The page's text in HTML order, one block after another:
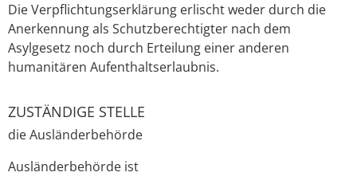
Die Verpflichtungserklärung erlischt weder durch die
Anerkennung als Schutzberechtigter nach dem
Asylgesetz noch durch Erteilung einer anderen
humanitären Aufenthaltserlaubnis.
ZUSTÄNDIGE STELLE
die Ausländerbehörde
Ausländerbehörde ist